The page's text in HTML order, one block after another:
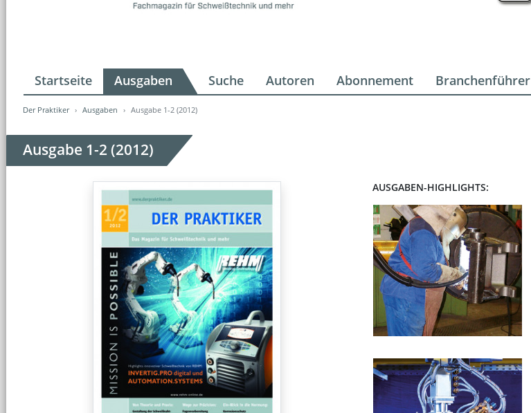
Startseite Ausgaben Suche Autoren Abonnement Branchenführer
Der Praktiker Ausgaben Ausgabe 1-2 (2012)
Ausgabe 1-2 (2012)
AUSGABEN-HIGHLIGHTS: